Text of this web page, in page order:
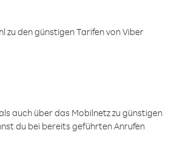
zu den günstigen Tarifen von Viber
auch über das Mobilnetz zu günstigen
du bei bereits geführten Anrufen